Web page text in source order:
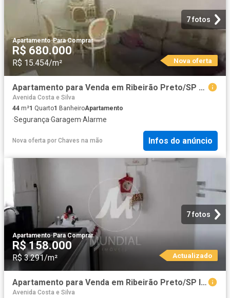
7 fotos
Apartamento·Para Comprar
R$ 680.000
R$ 15.454/m² Nova oferta
Apartamento para Venda em Ribeirão Preto/SP Bonfim Paulista 1 Quartos
Avenida Costa e Silva
44 m²1 Quarto1 BanheiroApartamento
·Segurança·Garagem·Alarme
Nova oferta por Chaves na mão Infos do anúncio
7 fotos
Apartamento· Para Comprar
R$ 158.000
R$ 3.291/m² Actualizado
Apartamento para Venda em Ribeirão Preto/SP Ipiranga 2 Quartos
Avenida Costa e Silva